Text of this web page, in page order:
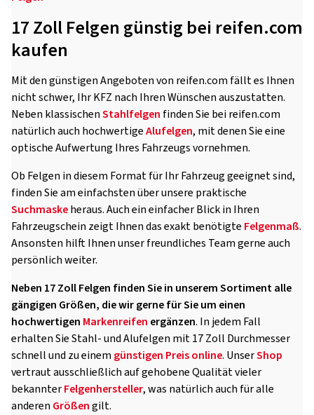
17 Zoll Felgen günstig bei reifen.com
kaufen
Mit den günstigen Angeboten von reifen.com fällt es Ihnen
nicht schwer, Ihr KFZ nach Ihren Wünschen auszustatten.
Neben klassischenStahlfelgen finden Sie bei reifen.com
natürlich auch hochwertigeAlufelgen, mit denen Sie eine
optische Aufwertung Ihres Fahrzeugs vornehmen.
Ob Felgen in diesem Format für Ihr Fahrzeug geeignet sind,
finden Sie am einfachsten über unsere praktische
Suchmaskeheraus. Auch ein einfacher Blick in Ihren
Fahrzeugschein zeigt Ihnen das exakt benötigte Felgenmaß.
Ansonsten hilft Ihnen unser freundliches Team gerne auch
persönlich weiter.
Neben 17 Zoll Felgen finden Sie in unserem Sortiment alle
gängigen Größen, die wir gerne für Sie um einen
hochwertigen Markenreifen ergänzen. In jedem Fall
erhalten Sie Stahl- und Alufelgen mit 17 Zoll Durchmesser
schnell und zu einem günstigen Preisonline. UnserShop
vertraut ausschließlich auf gehobene Qualität vieler
bekannterFelgenhersteller, was natürlich auch für alle
anderen Größengilt.